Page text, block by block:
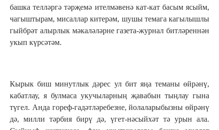
башка телләргә тәрҗемә ителмәвенә кат-кат басым ясыйм,
чагыштырам, мисаллар китерәм, шушы темага кагылышлы
гыйбрәт алырлык мәкаләләрне газета-журнал битләреннән
укып күрсәтәм.
Кырык биш минутлык дәрес ул бит яңа теманы өйрәнү,
кабатлау, я булмаса укучыларның җавабын тыңлау гына
түгел. Анда гореф-гадәтләребезне, йолаларыбызны өйрәнү
дә, милли тәрбия бирү дә, үгет-нәсыйхәт тә урын ала.